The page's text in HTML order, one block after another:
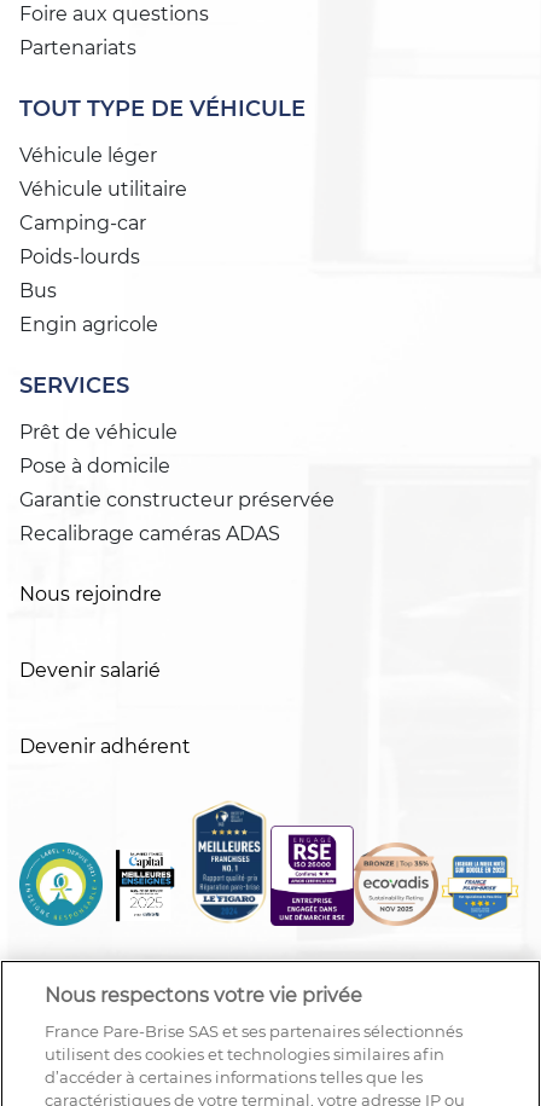
Foire aux questions
Partenariats
TOUT TYPE DE VÉHICULE
Véhicule léger
Véhicule utilitaire
Camping-car
Poids-lourds
Bus
Engin agricole
SERVICES
Prêt de véhicule
Pose à domicile
Garantie constructeur préservée
Recalibrage caméras ADAS
Nous rejoindre
Devenir salarié
Devenir adhérent
Nous respectons votre vie privée
France Pare-Brise SAS et ses partenaires sélectionnés
utilisent des cookies et technologies similaires afin
d’accéder à certaines informations telles que les
caractéristiques de votre terminal, votre adresse IP ou